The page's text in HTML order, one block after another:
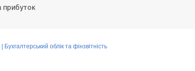
прибуток
Бухгалтерський облік та фінзвітність